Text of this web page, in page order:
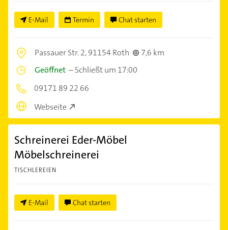
E-Mail Termin Chat starten
Passauer Str. 2,91154 Roth
7,6 km
Geöffnet –Schließt um 17:00
09171 89 22 66
Webseite
Schreinerei Eder-Möbel
Möbelschreinerei
TISCHLEREIEN
E-Mail Chat starten